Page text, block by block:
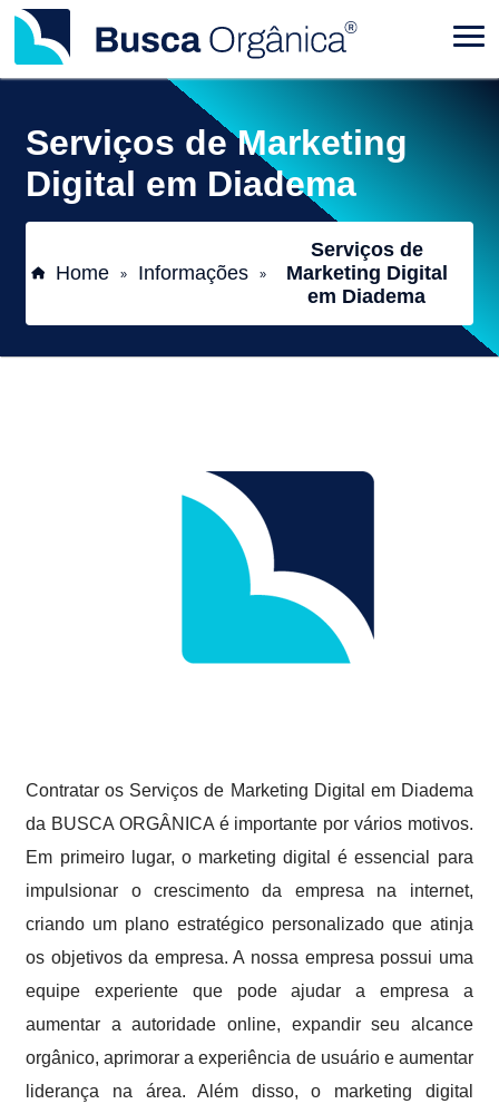
Serviços de Marketing
Digital em Diadema
Home » Informações »
Serviços de
Marketing Digital
em Diadema
Contratar os Serviços de Marketing Digital em Diadema
da BUSCA ORGÂNICA é importante por vários motivos.
Em primeiro lugar, o marketing digital é essencial para
impulsionar o crescimento da empresa na internet,
criando um plano estratégico personalizado que atinja
os objetivos da empresa. A nossa empresa possui uma
equipe experiente que pode ajudar a empresa a
aumentar a autoridade online, expandir seu alcance
orgânico, aprimorar a experiência de usuário e aumentar
liderança na área. Além disso, o marketing digital